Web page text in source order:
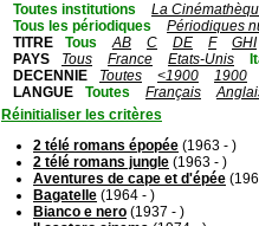
Toutes institutions
La
Tous les périodiques
Périodiques
TITRE
Tous AB C DE F
GHI
PAYS
Tous France Etats-Unis
DECENNIE
Toutes <1900
1900
LANGUE
Toutes Français
Réinitialiser les critères
2 télé romans épopée (1963 - )
2 télé romans jungle (1963 - )
Aventures de cape et d'épée
Bagatelle (1964 - )
Bianco e nero (1937 - )